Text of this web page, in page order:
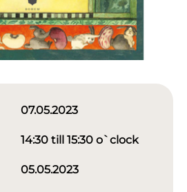
07.05.2023
14:30 till 15:30 o`clock
05.05.2023